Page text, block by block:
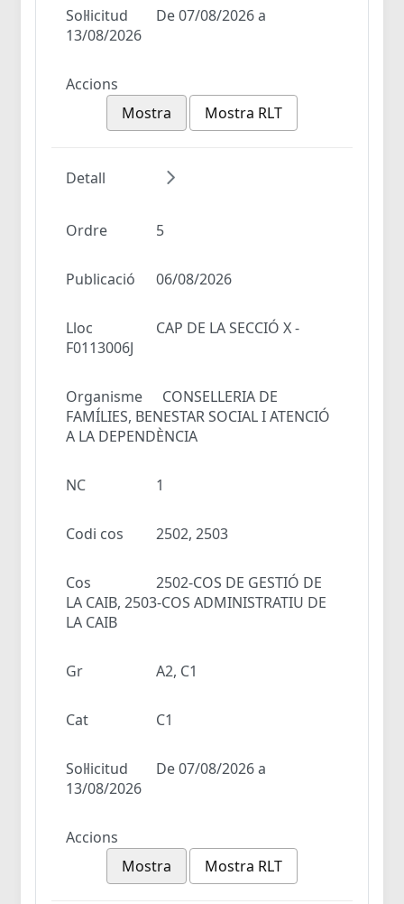
Sol·licitud
De 07/08/2026 a
13/08/2026
Accions
Mostra
Mostra RLT
Detall
Ordre 5
Publicació 06/08/2026
Lloc
CAP DE LA SECCIÓ X -
F0113006J
Organisme
CONSELLERIA DE
FAMÍLIES, BENESTAR SOCIAL I ATENCIÓ
A LA DEPENDÈNCIA
NC 1
Codi cos 2502, 2503
Cos
2502-COS DE GESTIÓ DE
LA CAIB, 2503-COS ADMINISTRATIU DE
LA CAIB
Gr A2, C1
Cat C1
Sol·licitud
De 07/08/2026 a
13/08/2026
Accions
Mostra
Mostra RLT